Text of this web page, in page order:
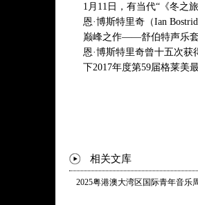
5. 菩提树 Der Lindenbaum
6. 泪洪 Wasserflut
7. 在河上 Auf dem Flusse
8. 回眸 Rückblick
9. 鬼火 Irrlicht
15. 乌鸦 Die Krähe
16. 最后的希望 Letzte Hoffnung
1月11日，有当代“《冬之
恩·博斯特里奇（Ian
巅峰之作——舒伯特声乐套
恩·博斯特里奇曾十五次
下2017年度第59届格莱美
相关文库
2025粤港澳大湾区国际青年音乐